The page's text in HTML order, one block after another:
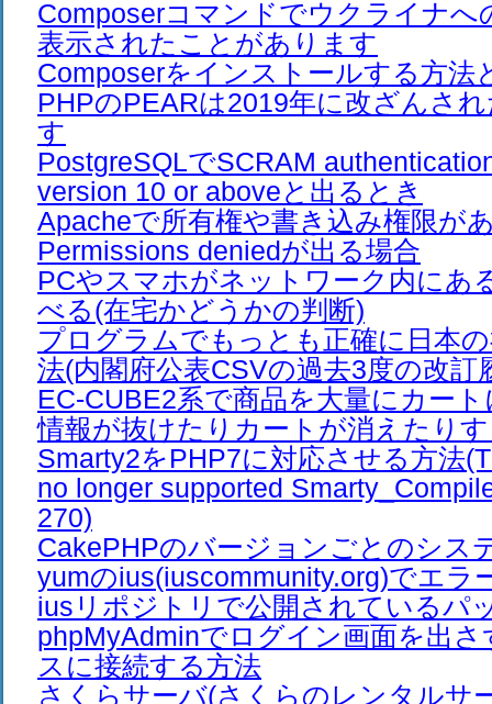
Composerコマンドでウクライナへ
表示されたことがあります
Composerをインストールする方法
PHPのPEARは2019年に改ざんさ
す
PostgreSQLでSCRAM
version 10 or aboveと出るとき
Apacheで所有権や書き込み権限が
Permissions deniedが出る場合
PCやスマホがネットワーク内にあ
べる(在宅かどうかの判断)
プログラムでもっとも正確に日本
法(内閣府公表CSVの過去3度の改訂
EC-CUBE2系で商品を大量にカー
情報が抜けたりカートが消えたり
Smarty2をPHP7に対応させる方法
no longer supported
270)
CakePHPのバージョンごとのシス
yumのius(iuscommunity.org)でエラ
iusリポジトリで公開されているパ
phpMyAdminでログイン画面を出
スに接続する方法
さくらサーバ(さくらのレンタルサ